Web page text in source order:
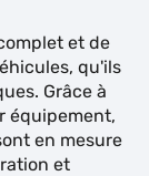
et de
qu'ils
Grâce à
équipement,
en mesure
et